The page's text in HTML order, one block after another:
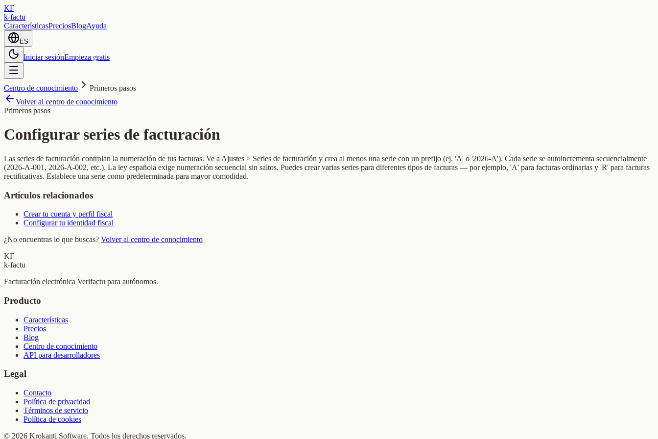
KF
k-factu
CaracterísticasPreciosBlogAyuda
ES
Iniciar sesiónEmpieza gratis
Centro de conocimiento
Primeros pasos
Volver al centro de conocimiento
Primeros pasos
Configurar series de facturación
Las series de facturación controlan la numeración de tus facturas. Ve a Ajustes > Series de facturación y crea al menos una serie con un prefijo (ej. 'A' o '2026-A'). Cada serie se autoincrementa secuencialmente
(2026-A-001, 2026-A-002, etc.). La ley española exige numeración secuencial sin saltos. Puedes crear varias series para diferentes tipos de facturas — por ejemplo, 'A' para facturas ordinarias y 'R' para facturas
rectificativas. Establece una serie como predeterminada para mayor comodidad.
Artículos relacionados
Crear tu cuenta y perfil fiscal
Configurar tu identidad fiscal
¿No encuentras lo que buscas? Volver al centro de conocimiento
KF
k-factu
Facturación electrónica Verifactu para autónomos.
Producto
Características
Precios
Blog
Centro de conocimiento
API para desarrolladores
Legal
Contacto
Política de privacidad
Términos de servicio
Política de cookies
© 2026 Krokanti Software. Todos los derechos reservados.